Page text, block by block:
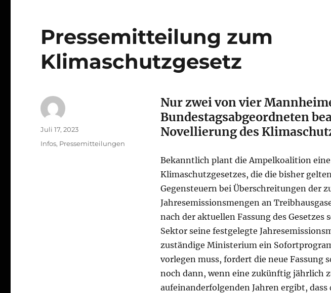
Pressemitteilung zum
Klimaschutzgesetz
Nur zwei von vier
Bundestagsabgeordneten
Novellierung des
Bekanntlich plant die Ampelkoalition
Klimaschutzgesetzes, die die bisher
Gegensteuern bei Überschreitungen der
Jahresemissionsmengen an
nach der aktuellen Fassung des
Sektor seine festgelegte
zuständige Ministerium ein
vorlegen muss, fordert die neue Fassung
noch dann, wenn eine zukünftig jährlich
aufeinanderfolgenden Jahren ergibt, dass
Autor
Veröffentlicht
am
Juli 17, 2023
Kategorien
Infos, Pressemitteilungen